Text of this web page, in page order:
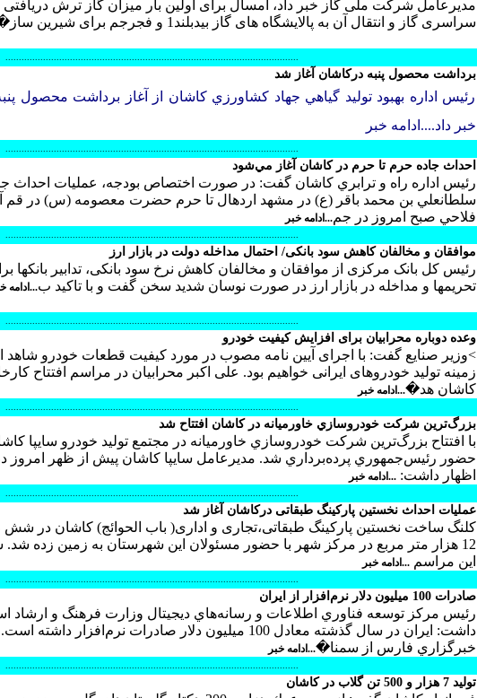
مدیرعامل شرکت ملی گاز خبر داد، امسال برای اولین بار میزان گاز ترش
سراسری گاز و انتقال آن به پالایشگاه های گاز بیدبلند1 و فجرجم برای شیرین ساز�
برداشت محصول پنبه درکاشان آغاز شد
رئيس اداره بهبود توليد گياهي جهاد كشاورزي كاشان از آغاز برداشت محصول
خبر داد....ادامه خبر
احداث جاده حرم تا حرم در كاشان آغاز مي‌شود
رئيس اداره راه و ترابري كاشان گفت: در صورت اختصاص بودجه، عمليات احداث
سلطانعلي بن محمد باقر (ع) در مشهد اردهال تا حرم حضرت معصومه (س) در قم
فلاحي صبح امروز در جم...ادامه خبر
موافقان و مخالفان کاهش سود بانکی/ احتمال مداخله دولت در بازار ارز
رئیس کل بانک مرکزی از موافقان و مخالفان کاهش نرخ سود بانکی، تدابیر بانکها
تحریمها و مداخله در بازار ارز در صورت نوسان شدید سخن گفت و با تاکید ب...ادامه
وعده دوباره محرابیان برای افزایش كیفیت خودرو
>وزیر صنایع گفت: با اجرای آیین نامه مصوب در مورد كیفیت قطعات خودرو شاهد
زمینه تولید خودروهای ایرانی خواهیم بود. علی اكبر محرابیان در مراسم افتتاح
كاشان هد�...ادامه خبر
بزرگ‌ترين شركت خودروسازي خاورميانه در كاشان افتتاح شد
با افتتاح بزرگ‌ترين شركت خودروسازي خاورميانه در مجتمع توليد خودرو سايپا
حضور رئيس‌جمهوري پرده‌برداري شد. مديرعامل سايپا كاشان پيش از ظهر امروز
اظهار داشت:...ادامه خبر
عملیات احداث نخستین پارکینگ طبقاتی درکاشان آغاز شد
کلنگ ساخت نخستین پارکینگ طبقاتی،تجاری و اداری( باب الحوائج) کاشان در شش
12 هزار متر مربع در مرکز شهر با حضور مسئولان این شهرستان به زمین زده شد.
این مراسم...ادامه خبر
صادرات 100 ميليون دلار نرم‌افزار از ايران
رئيس مركز توسعه فناوري اطلاعات و رسانه‌هاي ديجيتال وزارت فرهنگ و ارشاد
داشت: ايران در سال گذشته معادل 100 ميليون دلار صادرات نرم‌افزار
خبرگزاري فارس از سمنا�...ادامه خبر
توليد 7 هزار و 500 تن گلاب در كاشان